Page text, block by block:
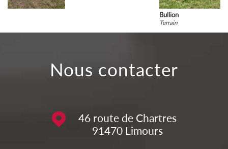
nous contacter
46 route de Chartres
91470 Limours